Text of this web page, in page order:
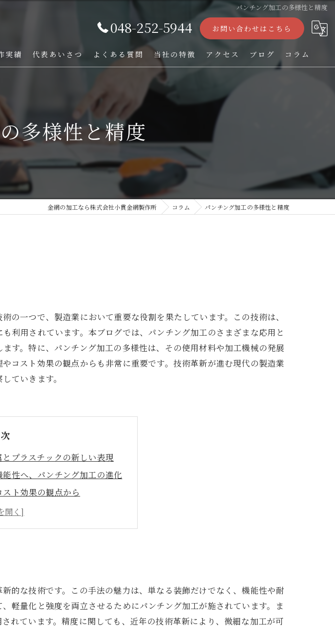
パンチング加工の多様性と精度
048-252-5944 お問い合わせはこちら
実績 代表あいさつ よくある質問 当社の特徴
ストレーナー
オーダー
TIG溶接
アクセス ブログ コラム
多様性と精度
金網の加工なら株式会社小貫金網製作所 コラム パンチング加工の多様性と精度
一つで、製造業において重要な役割を果たしています。この技術は、
利用されています。本ブログでは、パンチング加工のさまざまな応用と
す。特に、パンチング加工の多様性は、その使用材料や加工機械の発展
コスト効果の観点からも非常に重要です。技術革新が進む現代の製造業
ていきます。
プラスチックの新しい表現
性へ、パンチング加工の進化
ト効果の観点から
すパンチング加工の未来
が導く新たな可能性
の多様性と専門性の深化
的な技術です。この手法の魅力は、単なる装飾だけでなく、機能性や耐
軽量化と強度を両立させるためにパンチング加工が施されています。ま
れています。精度に関しても、近年の技術革新により、微細な加工が可